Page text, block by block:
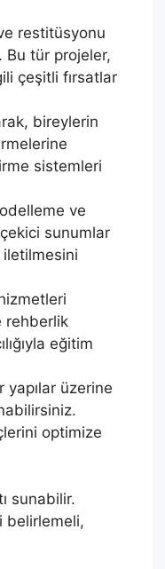
restitüsyonu
Bu tür projeler,
çeşitli fırsatlar
bireylerin
sistemleri
ve
sunumlar
rehberlik
eğitim
üzerine
optimize
sunabilir.
belirlemeli,